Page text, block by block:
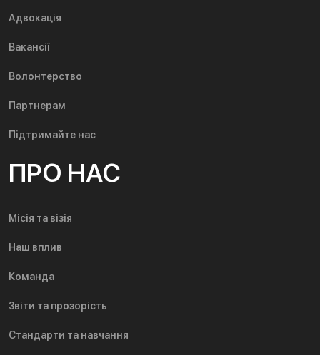
Адвокація
Вакансії
Волонтерство
Партнерам
Підтримайте нас
ПРО НАС
Місія та візія
Наш вплив
Команда
Звіти та прозорість
Стандарти та навчання